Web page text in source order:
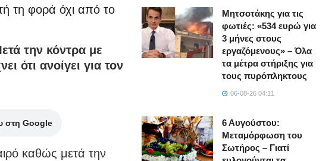
τη φορά όχι από το
την κόντρα με
ότι ανοίγει για τον
στη Google
καθώς μετά την
Μητσοτάκης για τις
φωτιές: «534 ευρώ για
3 μήνες στους
εργαζόμενους» – Όλα
τα μέτρα στήριξης για
τους πυρόπληκτους
06-08-26 04:11
6 Αυγούστου:
Μεταμόρφωση του
Σωτήρος – Γιατί